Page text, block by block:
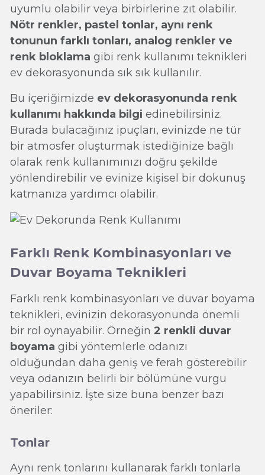
uyumlu olabilir veya birbirlerine zıt olabilir.
Nötr renkler, pastel tonlar, aynı renk
tonunun farklı tonları, analog renkler ve
renk bloklama gibi renk kullanımı teknikleri
ev dekorasyonunda sık sık kullanılır.
Bu içeriğimizde ev dekorasyonunda renk
kullanımı hakkında bilgi edinebilirsiniz.
Burada bulacağınız ipuçları, evinizde ne tür
bir atmosfer oluşturmak istediğinize bağlı
olarak renk kullanımınızı doğru şekilde
yönlendirebilir ve evinize kişisel bir dokunuş
katmanıza yardımcı olabilir.
Farklı Renk Kombinasyonları ve
Duvar Boyama Teknikleri
Farklı renk kombinasyonları ve duvar boyama
teknikleri, evinizin dekorasyonunda önemli
bir rol oynayabilir. Örneğin 2 renkli duvar
boyama gibi yöntemlerle odanızı
olduğundan daha geniş ve ferah gösterebilir
veya odanızın belirli bir bölümüne vurgu
yapabilirsiniz. İşte size buna benzer bazı
öneriler:
Tonlar
Aynı renk tonlarını kullanarak farklı tonlarla